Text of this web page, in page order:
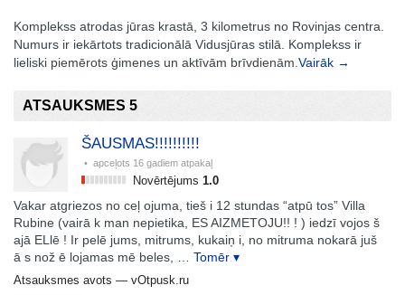
Komplekss atrodas jūras krastā, 3 kilometrus no Rovinjas centra.
Numurs ir iekārtots tradicionālā Vidusjūras stilā. Komplekss ir
lieliski piemērots ģimenes un aktīvām brīvdienām. Vairāk →
ATSAUKSMES 5
ŠAUSMAS!!!!!!!!!!
• apceļots 16 gadiem atpakaļ
Novērtējums 1.0
Vakar atgriezos no ceļ ojuma, tieš i 12 stundas “atpū tos” Villa
Rubine (vairā k man nepietika, ES AIZMETOJU!! ! ) iedzī vojos š
ajā ELlē ! Ir pelē jums, mitrums, kukaiņ i, no mitruma nokarā juš
ā s nož ē lojamas mē beles,
… Tomēr ▾
Atsauksmes avots — vOtpusk.ru